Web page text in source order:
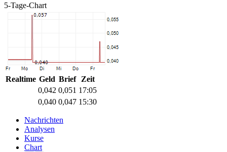
5-Tage-Chart
Realtime Geld Brief
Zeit
0,042 0,051 17:05
0,040 0,047 15:30
Nachrichten
Analysen
Kurse
Chart